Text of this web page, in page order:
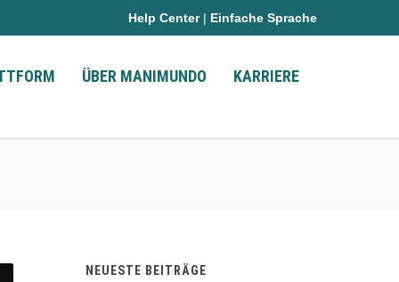
Help Center| Einfache Sprache
ÜBER MANIMUNDO KARRIERE
NEUESTE BEITRÄGE